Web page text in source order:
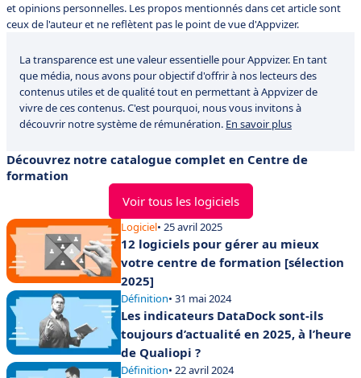
et opinions personnelles. Les propos mentionnés dans cet article sont
ceux de l'auteur et ne reflètent pas le point de vue d'Appvizer.
La transparence est une valeur essentielle pour Appvizer. En tant
que média, nous avons pour objectif d'offrir à nos lecteurs des
contenus utiles et de qualité tout en permettant à Appvizer de
vivre de ces contenus. C'est pourquoi, nous vous invitons à
découvrir notre système de rémunération. En savoir plus
Découvrez notre catalogue complet en Centre de
formation
Voir tous les logiciels
Logiciel• 25 avril 2025
12 logiciels pour gérer au mieux
votre centre de formation [sélection
2025]
Définition• 31 mai 2024
Les indicateurs DataDock sont-ils
toujours d’actualité en 2025, à l’heure
de Qualiopi ?
Définition• 22 avril 2024